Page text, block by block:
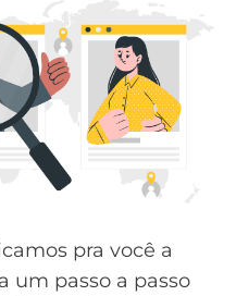
pra você a
um passo a passo